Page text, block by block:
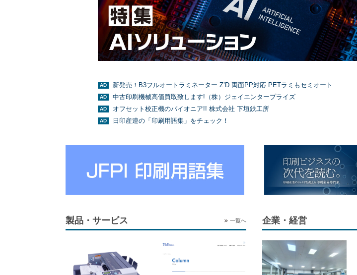
新発売！B3フルオートラミネーター Z’D 両面PP対応 PETラミもセミオート
中古印刷機械高価買取致します!（株）ジェイエンタープライズ
オフセット校正機のパイオニア!! 株式会社 下垣鉄工所
日印産連の「印刷用語集」をチェック！
製品・サービス 一覧へ 企業・経営